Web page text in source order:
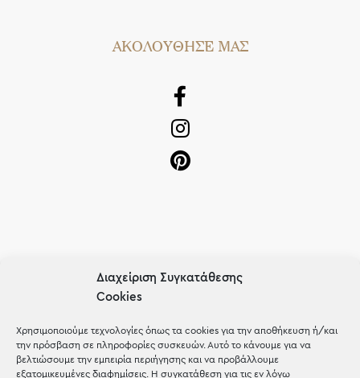
Διαχείριση Συγκατάθεσης
Cookies
Χρησιμοποιούμε τεχνολογίες όπως τα cookies για την αποθήκευση ή/και
την πρόσβαση σε πληροφορίες συσκευών. Αυτό το κάνουμε για να
βελτιώσουμε την εμπειρία περιήγησης και να προβάλλουμε
εξατομικευμένες διαφημίσεις. Η συγκατάθεση για τις εν λόγω
AΚΟΛΟΥΘΗΣΕ ΜΑΣ
OUR RECIPE
Μέχρι 30€
Blog